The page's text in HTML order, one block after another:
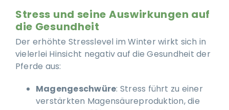
Stress und seine Auswirkungen auf
die Gesundheit
Der erhöhte Stresslevel im Winter wirkt sich in
vielerlei Hinsicht negativ auf die Gesundheit der
Pferde aus:
Magengeschwüre: Stress führt zu einer
verstärkten Magensäureproduktion, die